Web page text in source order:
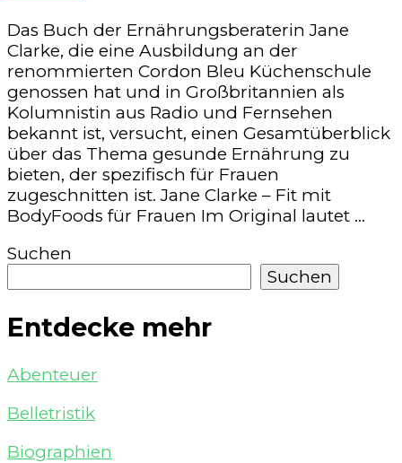
Das Buch der Ernährungsberaterin Jane
Clarke, die eine Ausbildung an der
renommierten Cordon Bleu Küchenschule
genossen hat und in Großbritannien als
Kolumnistin aus Radio und Fernsehen
bekannt ist, versucht, einen Gesamtüberblick
über das Thema gesunde Ernährung zu
bieten, der spezifisch für Frauen
zugeschnitten ist. Jane Clarke – Fit mit
BodyFoods für Frauen Im Original lautet …
Suchen
Suchen
Entdecke mehr
Abenteuer
Belletristik
Biographien